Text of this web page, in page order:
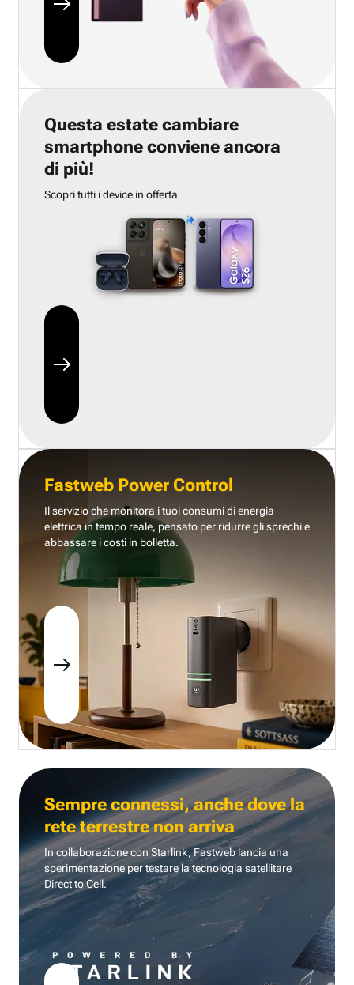
Questa estate cambiare
smartphone conviene ancora
di più!
Scopri tutti i device in offerta
Fastweb Power Control
Il servizio che monitora i tuoi consumi di energia
elettrica in tempo reale, pensato per ridurre gli sprechi e
abbassare i costi in bolletta.
Sempre connessi, anche dove la
rete terrestre non arriva
In collaborazione con Starlink, Fastweb lancia una
sperimentazione per testare la tecnologia satellitare
Direct to Cell.